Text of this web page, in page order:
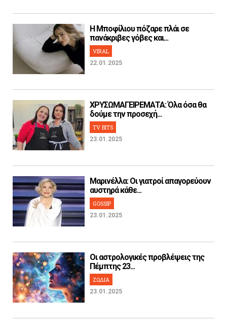
H Μποφίλιου πόζαρε πλάι σε
πανάκριβες γόβες και...
VIRAL
22.01.2025
ΧΡΥΣΩΜΑΓΕΙΡΕΜΑΤΑ: Όλα όσα θα
δούμε την προσεχή...
TV BITS
23.01.2025
Μαρινέλλα: Οι γιατροί απαγορεύουν
αυστηρά κάθε...
GOSSIP
23.01.2025
Οι αστρολογικές προβλέψεις της
Πέμπτης 23...
ΖΩΔΙΑ
23.01.2025